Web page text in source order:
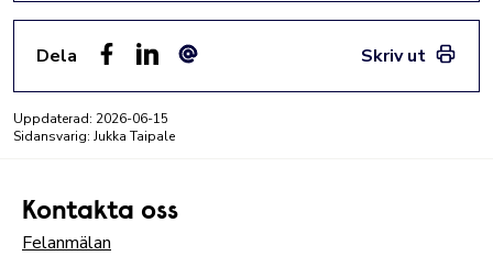
Dela
Skriv ut
Uppdaterad: 2026-06-15
Sidansvarig: Jukka Taipale
Kontakta oss
Felanmälan